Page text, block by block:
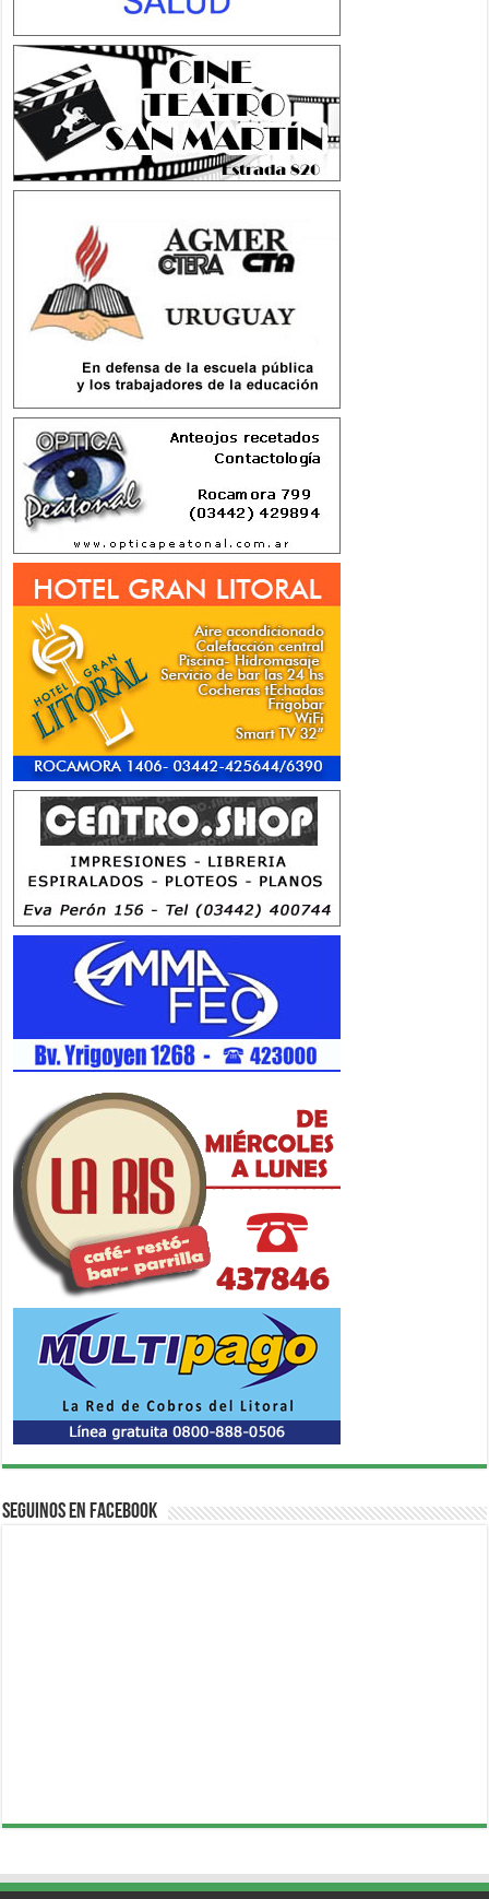
Seguinos en Facebook